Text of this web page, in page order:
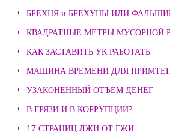
БРЕХНЯ и БРЕХУНЫ ИЛИ
КВАДРАТНЫЕ МЕТРЫ МУСОРНОЙ
КАК ЗАСТАВИТЬ УК РАБОТАТЬ
МАШИНА ВРЕМЕНИ ДЛЯ
УЗАКОНЕННЫЙ ОТЪЁМ ДЕНЕГ
В ГРЯЗИ И В КОРРУПЦИИ?
17 СТРАНИЦ ЛЖИ ОТ ГЖИ